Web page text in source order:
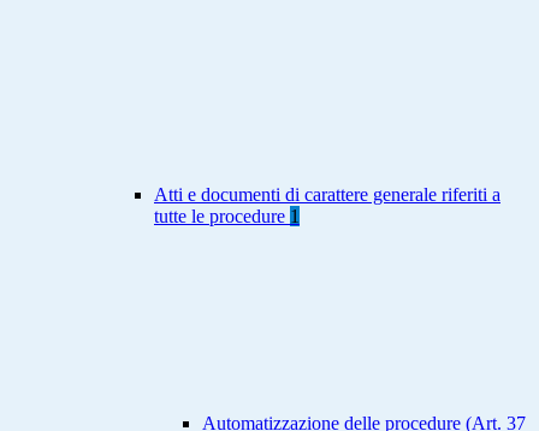
Atti e documenti di carattere generale riferiti a
tutte le procedure 1
Automatizzazione delle procedure (Art. 37